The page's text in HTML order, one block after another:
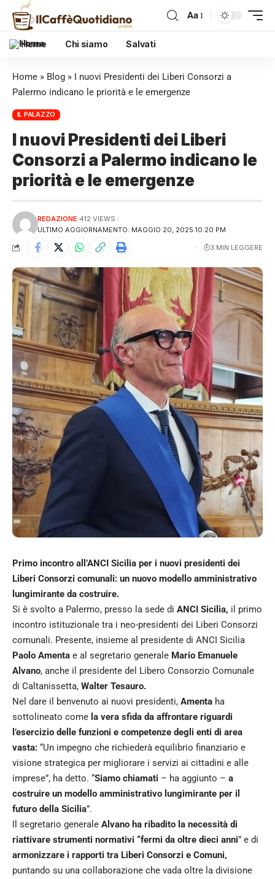
Aa
Home Chi siamo Salvati
Home » Blog » I nuovi Presidenti dei Liberi Consorzi a
Palermo indicano le priorità e le emergenze
IL PALAZZO
I nuovi Presidenti dei Liberi
Consorzi a Palermo indicano le
priorità e le emergenze
ULTIMO AGGIORNAMENTO: MAGGIO 20, 2025 10:20 PM
REDAZIONE 412 VIEWS
3 MIN LEGGERE
Primo incontro all’ANCI Sicilia per i nuovi presidenti dei
Liberi Consorzi comunali: un nuovo modello amministrativo
lungimirante da costruire.
Si è svolto a Palermo, presso la sede di ANCI Sicilia, il primo
incontro istituzionale tra i neo-presidenti dei Liberi Consorzi
comunali. Presente, insieme al presidente di ANCI Sicilia
Paolo Amenta e al segretario generale Mario Emanuele
Alvano, anche il presidente del Libero Consorzio Comunale
di Caltanissetta, Walter Tesauro.
Nel dare il benvenuto ai nuovi presidenti, Amenta ha
sottolineato come la vera sfida da affrontare riguardi
l’esercizio delle funzioni e competenze degli enti di area
vasta: “Un impegno che richiederà equilibrio finanziario e
visione strategica per migliorare i servizi ai cittadini e alle
imprese”, ha detto. “Siamo chiamati – ha aggiunto – a
costruire un modello amministrativo lungimirante per il
futuro della Sicilia”.
Il segretario generale Alvano ha ribadito la necessità di
riattivare strumenti normativi “fermi da oltre dieci anni” e di
armonizzare i rapporti tra Liberi Consorzi e Comuni,
puntando su una collaborazione che vada oltre la divisione